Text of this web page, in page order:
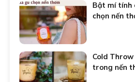
Bật mí tính
chọn nến
Cold
trong nến